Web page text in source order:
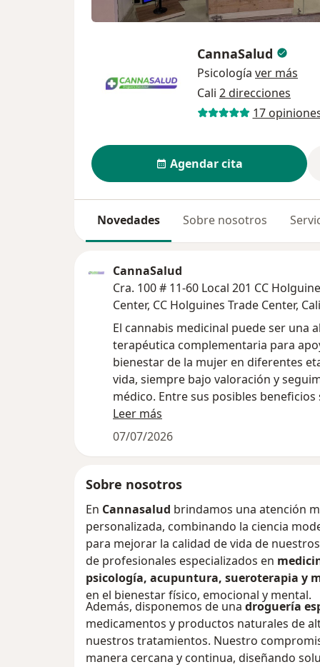
CannaSalud
Psicología ver más
Cali 2 direcciones
17
Agendar cita
Novedades Sobre nosotros
CannaSalud
Cra. 100 # 11-60 Local 201 CC
Center, CC Holguines Trade Center,
El cannabis medicinal puede ser una
terapéutica complementaria para
bienestar de la mujer en diferentes
vida, siempre bajo valoración y
médico. Entre sus posibles beneficios
encuentran:
Apoyo en el manejo de síntomas
Reducción del estrés, la ansiedad y
del sueño, favoreciendo el bienestar
Apoyo durante la menopausia,
controlar síntomas como insomnio,
ánimo y molestias físicas.
Mejora de la calidad de vida en
enfermedades crónicas que cursan
malestar persistente.
Promoción del bienestar integral,
Leer más
07/07/2026
Sobre nosotros
En Cannasalud brindamos una atención
personalizada, combinando la ciencia
para mejorar la calidad de vida de
de profesionales especializados en
psicología, acupuntura, sueroterapia y
en el bienestar físico, emocional y mental.
Además, disponemos de una droguería
medicamentos y productos naturales de
nuestros tratamientos. Nuestro
manera cercana y continua, diseñando